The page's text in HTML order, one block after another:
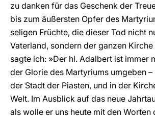
zu danken für das Geschenk der
bis zum äußersten Opfer des
seligen Früchte, die dieser Tod nicht
Vaterland, sondern der ganzen
sagte ich: »Der hl. Adalbert ist immer
der Glorie des Martyriums umgeben –
der Stadt der Piasten, und in der
Welt. Im Ausblick auf das neue
als wolle er uns heute mit den Worten